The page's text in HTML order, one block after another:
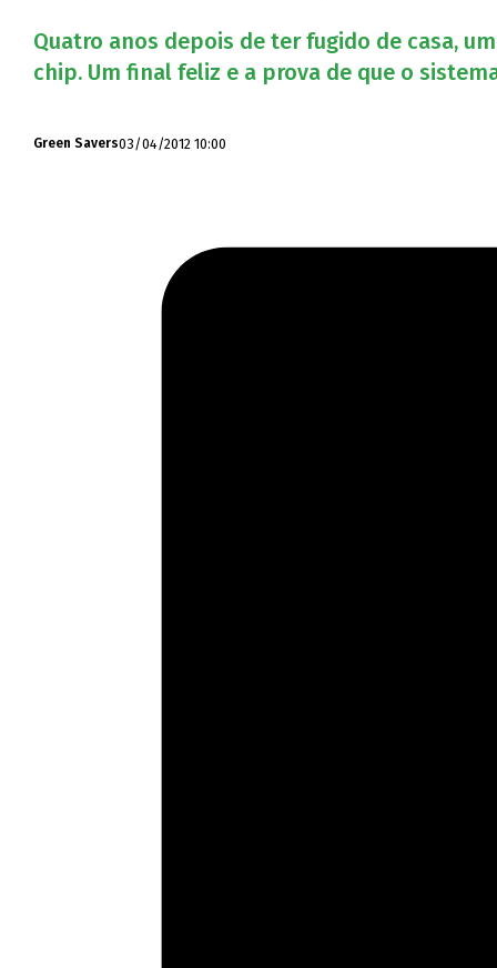
Quatro anos depois de ter fugido de casa,
chip. Um final feliz e a prova de que o
Green Savers03/04/2012 10:00